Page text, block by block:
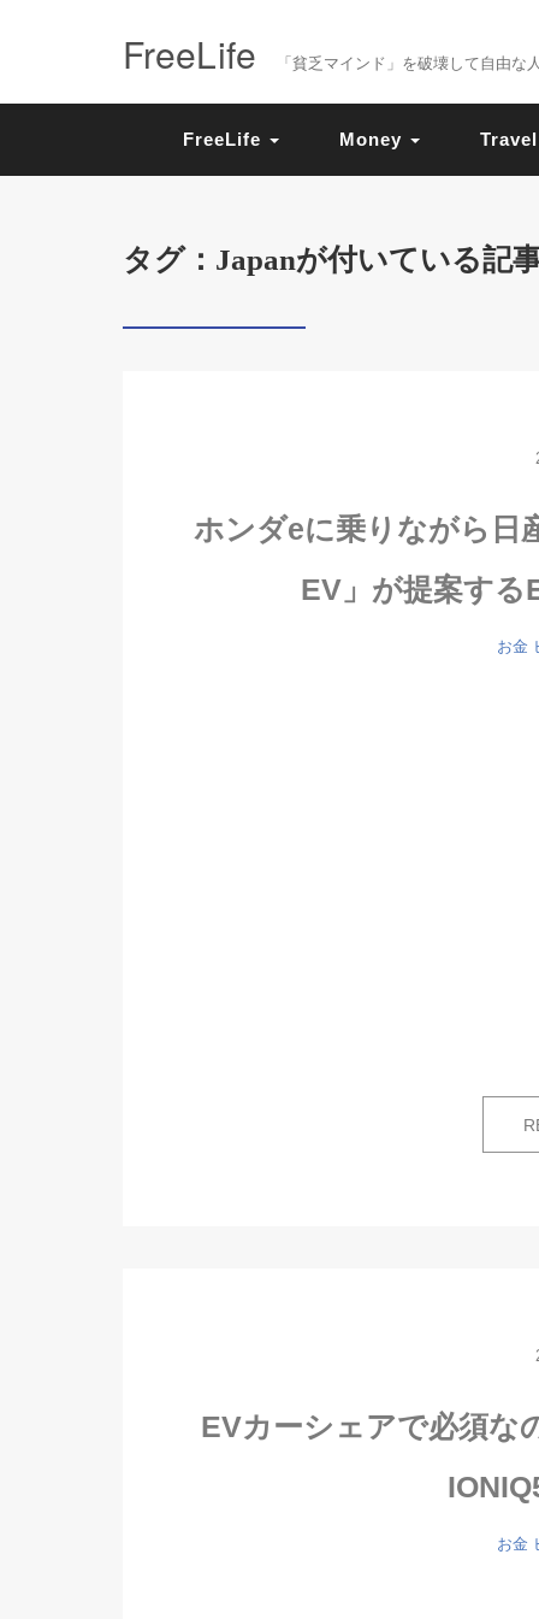
FreeLife 「貧乏マインド」を破壊して自由
FreeLife Money Travel
タグ：Japanが付いている記
ホンダeに乗りながら日
EV」が提案す
お金
EVカーシェアで必須な
お金